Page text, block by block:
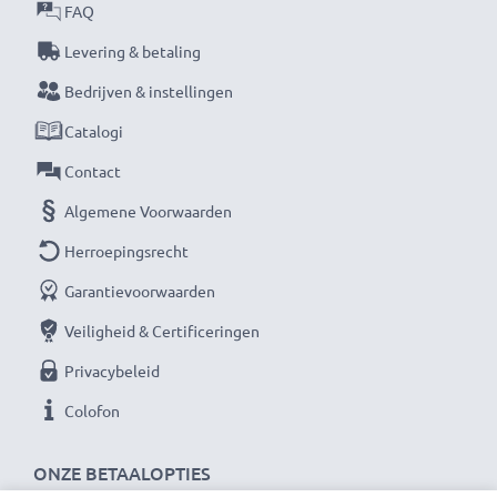
Kabelsoort:
★ 3 Jaar Garantie ★
Als internationale vakhandelaar sinds 2004 weten wij
waarom het draait bij hoogwaardige producten.
Daarom bieden wij 36 maanden garantie!
ONZE BETAALOPTIES
FAQ
Levering & betaling
Bedrijven & instellingen
Catalogi
Contact
Algemene Voorwaarden
Herroepingsrecht
Garantievoorwaarden
Veiligheid & Certificeringen
Privacybeleid
Colofon